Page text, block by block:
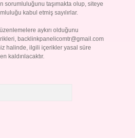
sorumluluğunu taşımakta olup, siteye
kabul etmiş sayılırlar.
aykırı olduğunu
backlinkpanelicomtr@gmail.com
halinde, ilgili içerikler yasal süre
kaldırılacaktır.